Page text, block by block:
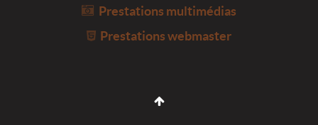
Prestations multimédias
Prestations webmaster